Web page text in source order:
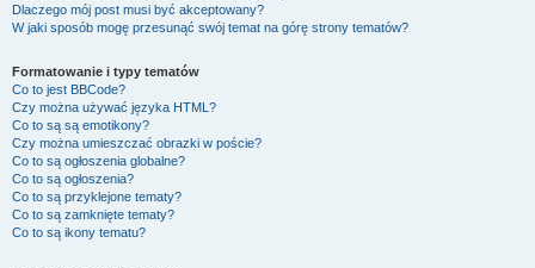
Dlaczego mój post musi być akceptowany?
W jaki sposób mogę przesunąć swój temat na górę strony tematów?
Formatowanie i typy tematów
Co to jest BBCode?
Czy można używać języka HTML?
Co to są są emotikony?
Czy można umieszczać obrazki w poście?
Co to są ogłoszenia globalne?
Co to są ogłoszenia?
Co to są przyklejone tematy?
Co to są zamknięte tematy?
Co to są ikony tematu?